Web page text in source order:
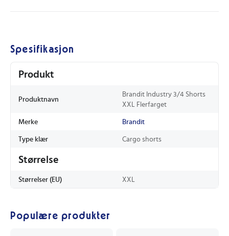
Spesifikasjon
Produkt
Produktnavn
Brandit Industry 3/4 Shorts
XXL Flerfarget
Merke Brandit
Type klær Cargo shorts
Størrelse
Størrelser (EU) XXL
Populære produkter